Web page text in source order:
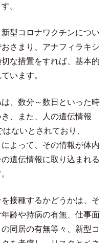
。
型コロナワクチンについ
さまり、アナフィラキシ
な措置をすれば、基本的
います。
、数分～数日といった時
、また、人の遺伝情報
ないとされており、
よって、その情報が体内
遺伝情報に取り込まれる
接種するかどうかは、そ
齢や持病の有無、仕事面
同居の有無等々、新型コ